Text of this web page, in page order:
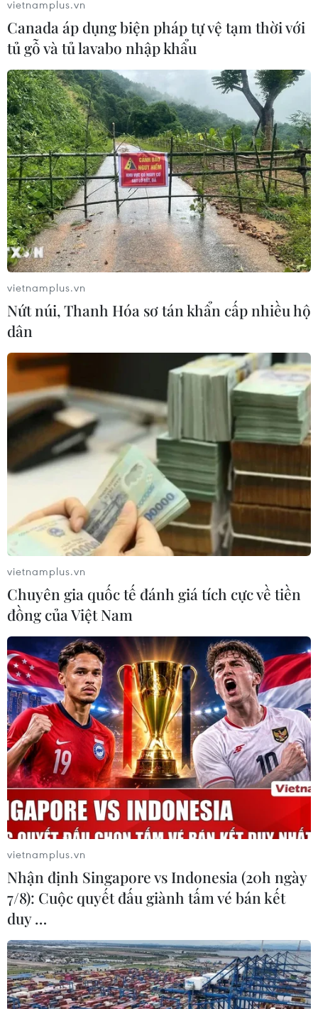
#Thời trang rap #Rap News
#Bản tin nhạc rap
#Rap News 40
#RapNewsPlus
#Doãn Minh Đăng
#Cựu thí sinh Olympia
#Du học sinh
#Người đẹp Yến Oanh
#Đi thi chui
#Donald Trumph
#Bitches in Town
#Jurgen Klopp #Dìm hàng
Theo dõi VietnamPlus
TIN LIÊN QUAN
Rap News chuyên đề 07: Đợt
tuyển sinh "như đi qua thủy tinh"
01/09/2015 02:38
Đợt tuyển sinh đại học vừa qua đã thu hút sự quan tâm
đặc biệt của cả xã hội khi có người ví von rằng "tuyển
sinh mà như đi qua thủy tinh" dù được nhiều chuyên gia
nhìn nhận rằng có nhiều ưu điểm.
Rap News 38: Chuyện cô giáo mầm non hở
vietnamplus.vn
Canada áp dụng biện pháp tự vệ tạm thời với
tủ gỗ và tủ lavabo nhập khẩu
vietnamplus.vn
Nứt núi, Thanh Hóa sơ tán khẩn cấp nhiều hộ
dân
vietnamplus.vn
Chuyên gia quốc tế đánh giá tích cực về tiền
đồng của Việt Nam
vietnamplus.vn
Nhận định Singapore vs Indonesia (20h ngày
7/8): Cuộc quyết đấu giành tấm vé bán kết
duy …